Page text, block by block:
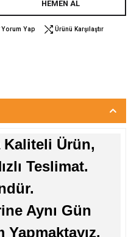
HEMEN AL
Yorum Yap Ürünü Karşılaştır
Kaliteli Ürün,
Teslimat.
Aynı Gün